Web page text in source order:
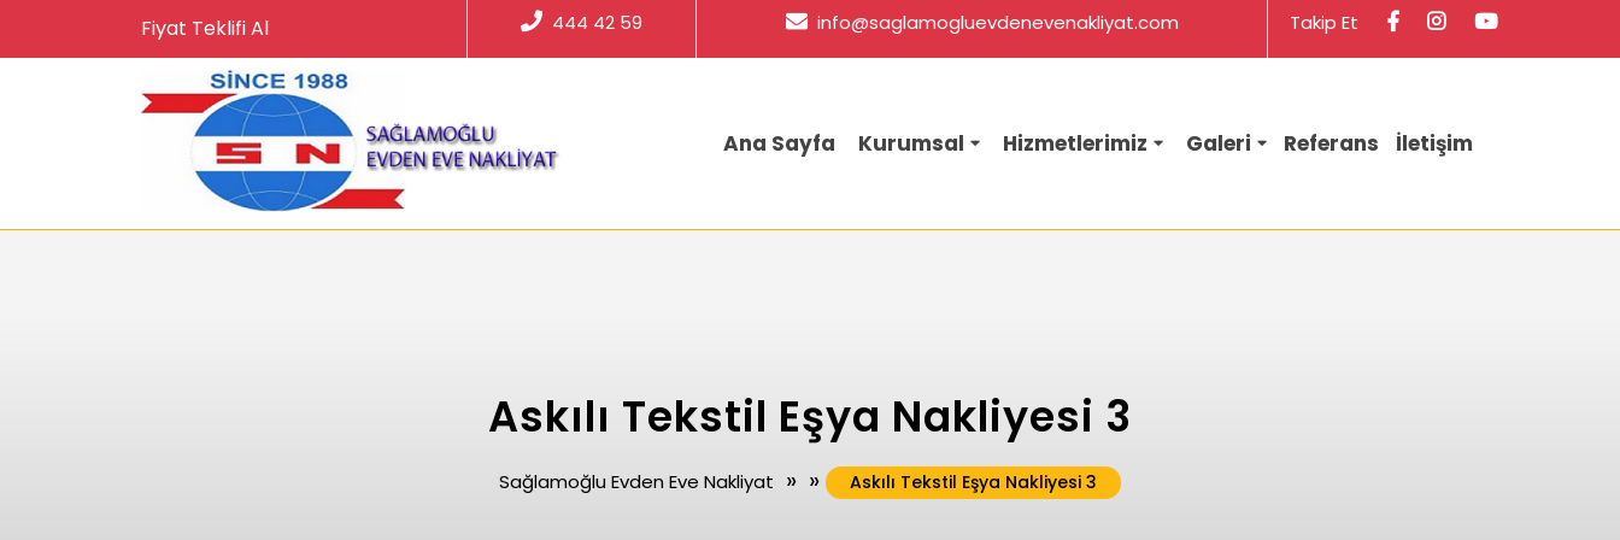
content
Fiyat Teklifi Al 444 42 59 info@saglamogluevdenevenakliyat.cominfo@saglamogluevdenevenakliyat.com
Takip Et FacebookInstagram
Ana Sayfa Kurumsal Hizmetlerimiz Galeri Referans İletişim
Askılı Tekstil Eşya Nakliyesi 3
Sağlamoğlu Evden Eve Nakliyat » » Askılı Tekstil Eşya Nakliyesi 3